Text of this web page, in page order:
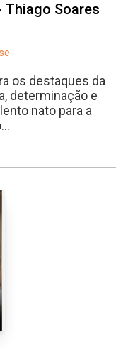
Thiago Soares
os destaques da
determinação e
nato para a